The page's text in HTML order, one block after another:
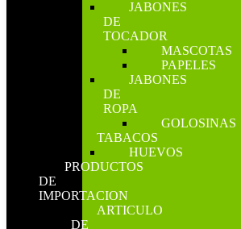
JABONES
DE
TOCADOR
MASCOTAS
PAPELES
JABONES
DE
ROPA
GOLOSINAS
TABACOS
HUEVOS
PRODUCTOS
DE
IMPORTACION
ARTICULO
DE